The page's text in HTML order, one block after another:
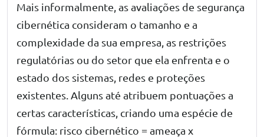
Mais informalmente, as avaliações de segurança
cibernética consideram o tamanho e a
complexidade da sua empresa, as restrições
regulatórias ou do setor que ela enfrenta e o
estado dos sistemas, redes e proteções
existentes. Alguns até atribuem pontuações a
certas características, criando uma espécie de
fórmula: risco cibernético = ameaça x